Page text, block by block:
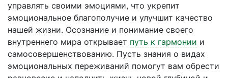
управлять своими эмоциями, что укрепит
эмоциональное благополучие и улучшит качество
нашей жизни. Осознание и понимание своего
внутреннего мира открывает путь к гармонии и
самосовершенствованию. Пусть знания о видах
эмоциональных переживаний помогут вам обрести